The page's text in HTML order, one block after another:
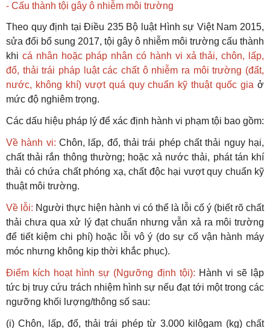
- Cấu thành tội gây ô nhiễm môi trường
Theo quy định tại Điều 235 Bộ luật Hình sự Việt Nam 2015,
sửa đổi bổ sung 2017, tội gây ô nhiễm môi trường cấu thành
khi cá nhân hoặc pháp nhân có hành vi xả thải, chôn, lấp,
đổ, thải trái pháp luật các chất ô nhiễm ra môi trường (đất,
nước, không khí) vượt quá quy chuẩn kỹ thuật quốc gia ở
mức độ nghiêm trọng.
Các dấu hiệu pháp lý để xác định hành vi phạm tội bao gồm:
Về hành vi: Chôn, lấp, đổ, thải trái phép chất thải nguy hại,
chất thải rắn thông thường; hoặc xả nước thải, phát tán khí
thải có chứa chất phóng xạ, chất độc hại vượt quy chuẩn kỹ
thuật môi trường.
Về lỗi: Người thực hiện hành vi có thể là lỗi cố ý (biết rõ chất
thải chưa qua xử lý đạt chuẩn nhưng vẫn xả ra môi trường
để tiết kiệm chi phí) hoặc lỗi vô ý (do sự cố vận hành máy
móc nhưng không kịp thời khắc phục).
Điểm kích hoạt hình sự (Ngưỡng định tội): Hành vi sẽ lập
tức bị truy cứu trách nhiệm hình sự nếu đạt tới một trong các
ngưỡng khối lượng/thông số sau:
(i) Chôn, lấp, đổ, thải trái phép từ 3.000 kilôgam (kg) chất